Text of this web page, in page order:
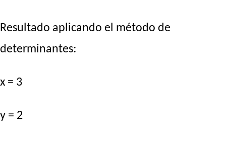
Resultado aplicando el método de
determinantes:
x = 3
y = 2